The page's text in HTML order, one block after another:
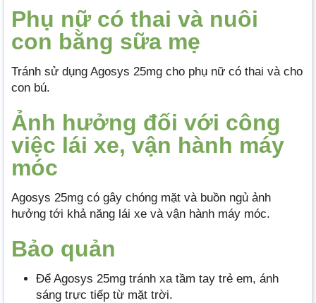
Phụ nữ có thai và nuôi
con bằng sữa mẹ
Tránh sử dụng Agosys 25mg cho phụ nữ có thai và cho
con bú.
Ảnh hưởng đối với công
việc lái xe, vận hành máy
móc
Agosys 25mg có gây chóng mặt và buồn ngủ ảnh
hưởng tới khả năng lái xe và vận hành máy móc.
Bảo quản
Để Agosys 25mg tránh xa tầm tay trẻ em, ánh
sáng trực tiếp từ mặt trời.